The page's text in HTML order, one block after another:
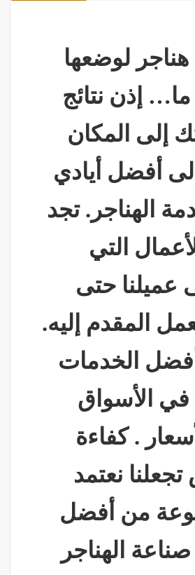
لوضعها
إذن نتائج
إلى المكان
أفضل أيادي
الهناجر. تجد
التي
عميلنا حتى
المقدم إليه.
الخدمات
في الأسواق
. كفاءة
نعتمد
من أفضل
الهناجر